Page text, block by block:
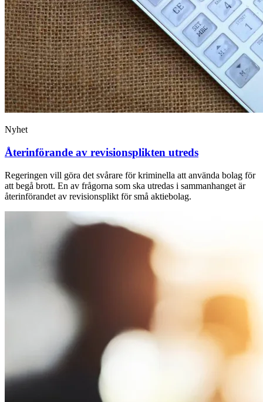
Nyhet
Återinförande av revisionsplikten utreds
Regeringen vill göra det svårare för kriminella att använda bolag för
att begå brott. En av frågorna som ska utredas i sammanhanget är
återinförandet av revisionsplikt för små aktiebolag.